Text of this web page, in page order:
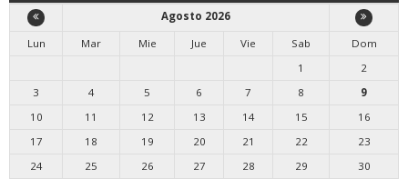
Agosto 2026
Lun
Mar Mie Jue Vie Sab
Dom
1
2
3
4 5 6 7 8
9
10
11 12 13 14 15
16
17
18 19 20 21 22
23
24
25 26 27 28 29
30